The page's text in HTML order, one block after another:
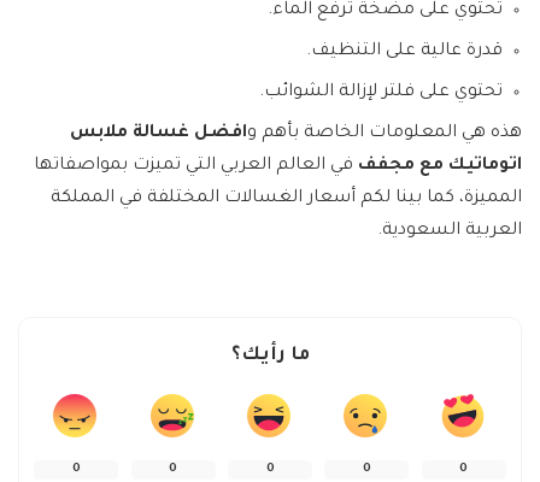
تحتوي على مضخة ترفع الماء.
قدرة عالية على التنظيف.
تحتوي على فلتر لإزالة الشوائب.
هذه هي المعلومات الخاصة بأهم وافضل غسالة ملابس
اتوماتيك مع مجفف في العالم العربي التي تميزت بمواصفاتها
المميزة، كما بينا لكم أسعار الغسالات المختلفة في المملكة
العربية السعودية.
ما رأيك؟
0
0
0
0
0